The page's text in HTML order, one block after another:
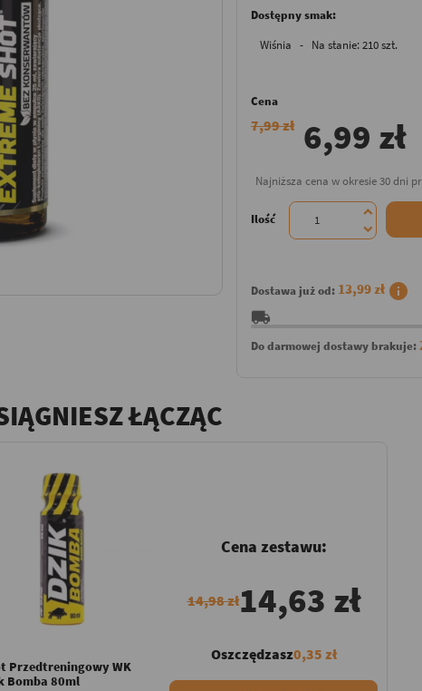
Dostępny smak:
Wiśnia - Na stanie: 210 szt.
Cena
7,99 zł 6,99 zł
Najniższa cena w okresie 30 dni
Ilość
Dostawa już od: 13,99 zł info
local_shipping
Do darmowej dostawy brakuje:
ŁĄCZĄC
Przedtreningowy WK
Bomba 80ml
Cena zestawu:
14,98 zł14,63 zł
Oszczędzasz0,35 zł